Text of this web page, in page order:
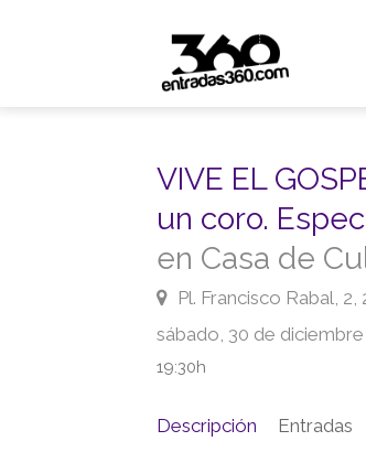
VIVE EL
un coro.
en Casa de
Pl. Francisco Rabal,
sábado, 30 de
19:30h
Descripción Entradas